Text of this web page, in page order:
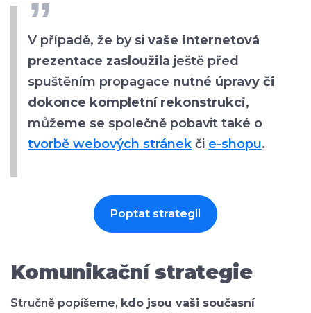
V případě, že by si vaše internetová
prezentace zasloužila ještě před
spuštěním propagace nutné úpravy či
dokonce kompletní rekonstrukci,
můžeme se společně pobavit také o
tvorbě webových stránek či e-shopu.
Poptat strategii
Komunikační strategie
Stručně popíšeme, kdo jsou vaši současní